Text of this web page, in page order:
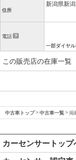
住所
新潟県新
電話
一部ダイヤ
この販売店の在庫一覧
中古車トップ 中古車一覧 掲
カーセンサートップ